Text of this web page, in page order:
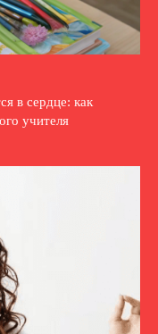
в сердце: как
учителя